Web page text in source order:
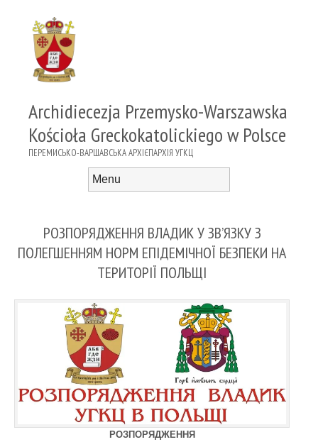
Archidiecezja Przemysko-Warszawska
Kościoła Greckokatolickiego w Polsce
ПЕРЕМИСЬКО-ВАРШАВСЬКА АРХІЄПАРХІЯ УГКЦ
РОЗПОРЯДЖЕННЯ ВЛАДИК У ЗВ’ЯЗКУ З
ПОЛЕГШЕННЯМ НОРМ ЕПІДЕМІЧНОЇ БЕЗПЕКИ НА
ТЕРИТОРІЇ ПОЛЬЩІ
РОЗПОРЯДЖЕННЯ